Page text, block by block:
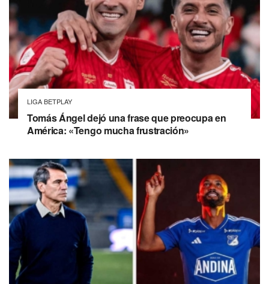
LIGA BETPLAY
Tomás Ángel dejó una frase que preocupa en
América: «Tengo mucha frustración»